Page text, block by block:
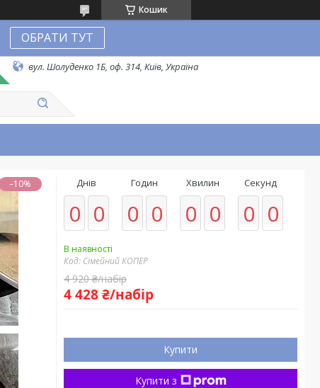
Кошик
ОБРАТИ ТУТ
вул. Шолуденко 1Б, оф. 314, Київ, Україна
–10% Днів
0 0
Годин
0 0
Хвилин
0 0
Секунд
0 0
В наявності
Код: Сімейний КОПЕР
4 920 ₴/набір
4 428 ₴/набір
Купити
Купити з